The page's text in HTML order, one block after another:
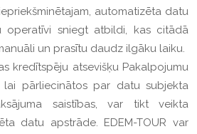
automatizēta datu
operatīvi sniegt atbildi, kas citādā
un prasītu daudz ilgāku laiku.
kredītspēju atsevišķu Pakalpojumu
lai pārliecinātos par datu subjekta
saistības, var tikt veikta
datu apstrāde. EDEM-TOUR var